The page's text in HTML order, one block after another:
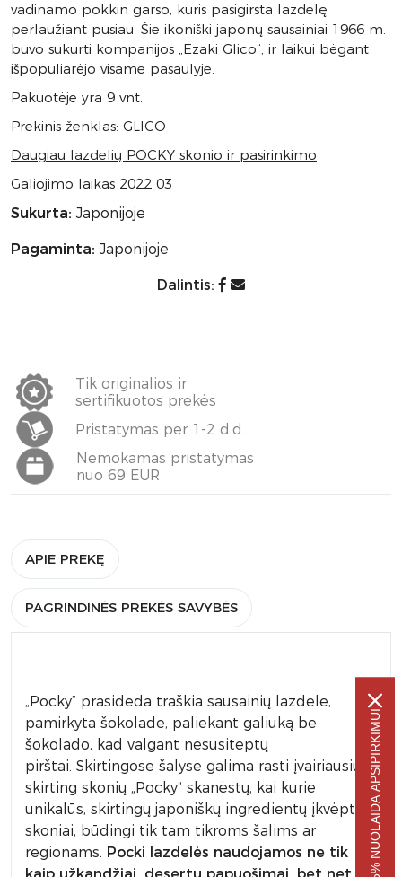
vadinamo pokkin garso, kuris pasigirsta lazdelę
perlaužiant pusiau. Šie ikoniški japonų sausainiai 1966 m.
buvo sukurti kompanijos „Ezaki Glico“, ir laikui bėgant
išpopuliarėjo visame pasaulyje.
Pakuotėje yra 9 vnt.
Prekinis ženklas: GLICO
Daugiau lazdelių POCKY skonio ir pasirinkimo
Galiojimo laikas 2022 03
Sukurta: Japonijoje
Pagaminta: Japonijoje
Dalintis:
Tik originalios ir
sertifikuotos prekės
Pristatymas per 1-2 d.d.
Nemokamas pristatymas
nuo 69 EUR
APIE PREKĘ
PAGRINDINĖS PREKĖS SAVYBĖS
„Pocky” prasideda traškia sausainių lazdele,
pamirkyta šokolade, paliekant galiuką be
šokolado, kad valgant nesusiteptų
pirštai. Skirtingose šalyse galima rasti įvairiausių
skirting skonių „Pocky“ skanėstų, kai kurie
unikalūs, skirtingų japoniškų ingredientų įkvėpti
skoniai, būdingi tik tam tikroms šalims ar
regionams. Pocki lazdelės naudojamos ne tik
-5% NUOLAIDA APSIPIRKIMUI